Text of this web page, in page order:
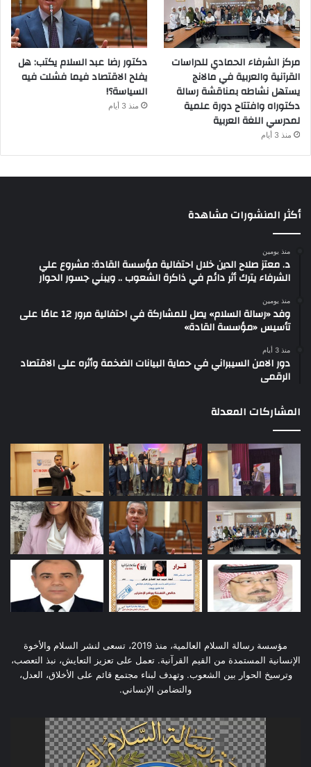
مركز الشرفاء الحمادي للدراسات
القرآنية والعربية في مالانج
يستهل نشاطه بمناقشة رسالة
دكتوراه وافتتاح دورة علمية
لمدرسي اللغة العربية
منذ 3 أيام
دكتور رضا عبد السلام يكتب: هل
يفلح الاقتصاد فيما فشلت فيه
السياسة؟!
منذ 3 أيام
أكثر المنشورات مشاهدة
منذ يومين
د. معتز صلاح الدين خلال احتفالية مؤسسة القادة: مشروع علي
الشرفاء يترك أثر دائم في ذاكرة الشعوب .. ويبني جسور الحوار
منذ يومين
وفد «رسالة السلام» يصل للمشاركة في احتفالية مرور 12 عامًا على
تأسيس «مؤسسة القادة»
منذ 3 أيام
دور الامن السيبراني في حماية البيانات الضخمة وأثره على الاقتصاد
الرقمى
المشاركات المعدلة
مؤسسة رسالة السلام العالمية، منذ 2019، تسعى لنشر السلام والأخوة
الإنسانية المستمدة من القيم القرآنية. تعمل على تعزيز التعايش، نبذ التعصب،
وترسيخ الحوار بين الشعوب. وتهدف لبناء مجتمع قائم على الأخلاق، العدل،
والتضامن الإنساني.